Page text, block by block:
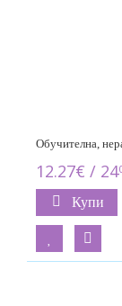
Обучителна,
12.27€ / 24
Купи